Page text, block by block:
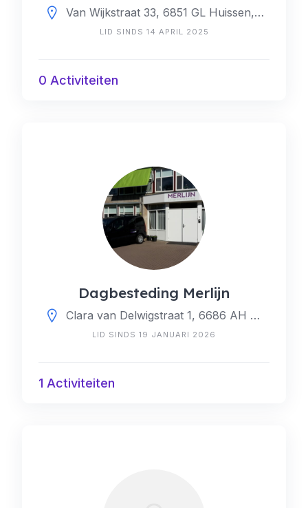
Van Wijkstraat 33, 6851 GL Huissen, Nederland
LID SINDS 14 APRIL 2025
0 Activiteiten
Dagbesteding Merlijn
Clara van Delwigstraat 1, 6686 AH Doornenburg, Nederland
LID SINDS 19 JANUARI 2026
1 Activiteiten